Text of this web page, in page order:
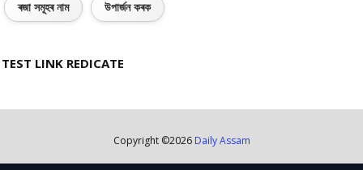
ৰজা সমূহৰ নাম উপাৰ্জন কৰক
TEST LINK REDICATE
Copyright ©2026 Daily Assam